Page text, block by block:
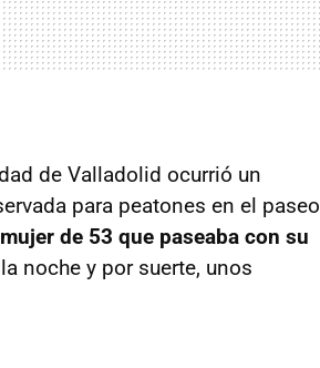
de Valladolid ocurrió un
para peatones en el paseo
de 53 que paseaba con su
noche y por suerte, unos